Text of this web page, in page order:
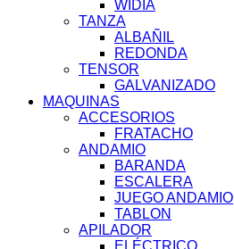
WIDIA
TANZA
ALBAÑIL
REDONDA
TENSOR
GALVANIZADO
MAQUINAS
ACCESORIOS
FRATACHO
ANDAMIO
BARANDA
ESCALERA
JUEGO ANDAMIO
TABLON
APILADOR
ELÉCTRICO